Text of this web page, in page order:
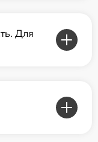
Для